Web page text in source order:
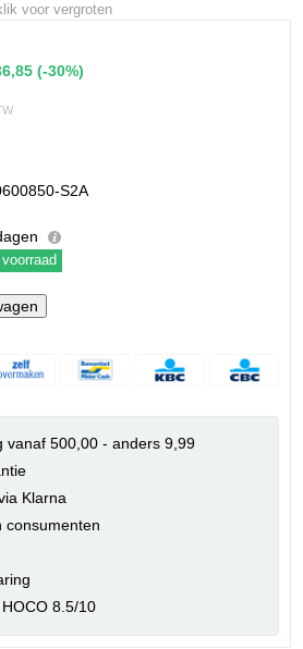
voor vergroten
(-30%)
S2A
vanaf 500,00 - anders 9,99
Klarna
consumenten
8.5/10